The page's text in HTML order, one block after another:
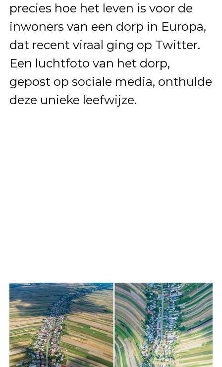
precies hoe het leven is voor de
inwoners van een dorp in Europa,
dat recent viraal ging op Twitter.
Een luchtfoto van het dorp,
gepost op sociale media, onthulde
deze unieke leefwijze.